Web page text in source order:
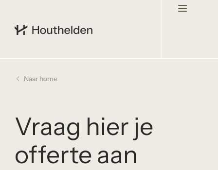
Naar home
Vraag hier je
offerte aan